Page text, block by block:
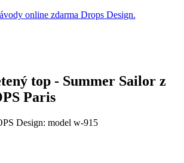
online zdarma Drops Design.
top - Summer Sailor z
Paris
Design: model w-915